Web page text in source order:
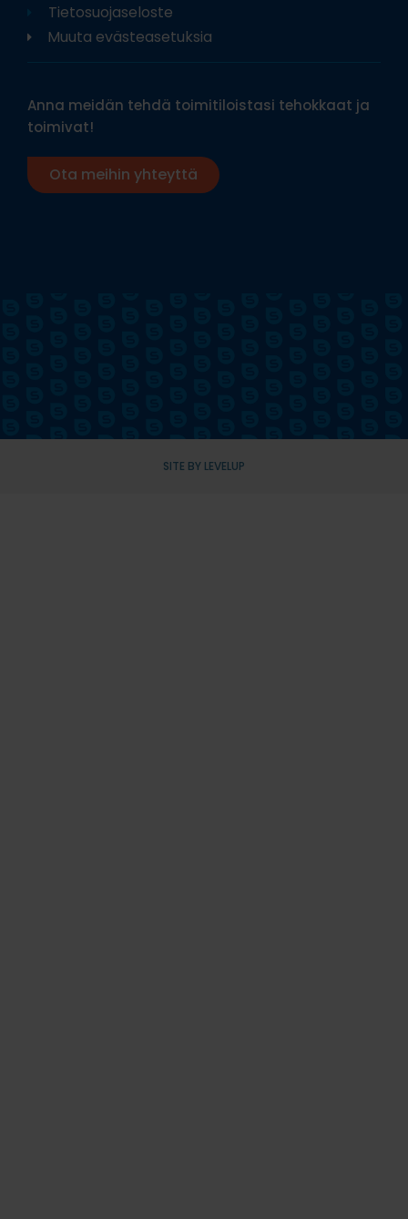
Tietosuojaseloste
Muuta evästeasetuksia
Anna meidän tehdä toimitiloistasi tehokkaat ja
toimivat!
Ota meihin yhteyttä
SITE BY LEVELUP